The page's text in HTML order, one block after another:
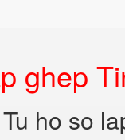
ghep
Tu ho so